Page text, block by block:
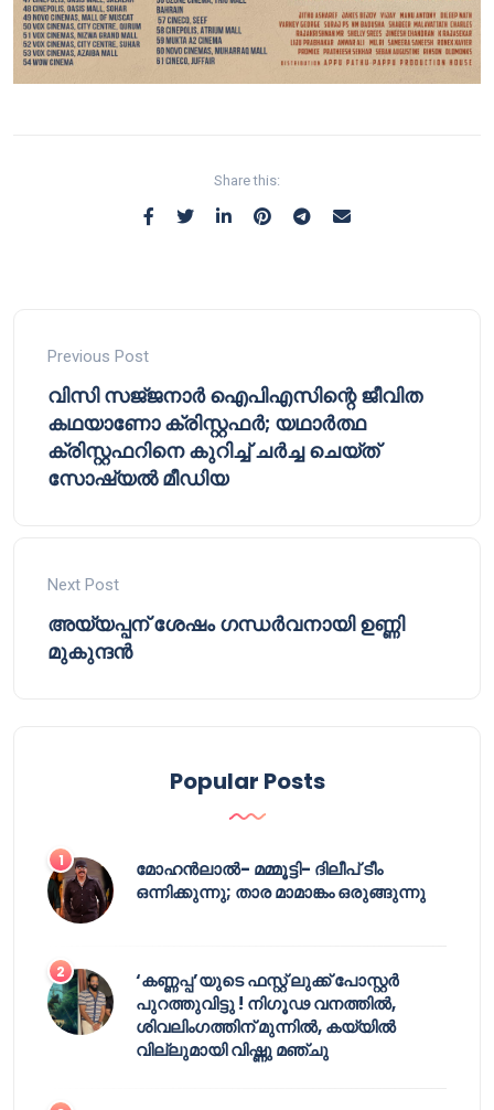
Share this:
Previous Post
വിസി സജ്‌ജനാർ ഐപിഎസിന്റെ ജീവിത
കഥയാണോ ക്രിസ്റ്റഫർ; യഥാർത്ഥ
ക്രിസ്റ്റഫറിനെ കുറിച്ച് ചർച്ച ചെയ്ത്
സോഷ്യൽ മീഡിയ
Next Post
അയ്യപ്പന് ശേഷം ഗന്ധർവനായി ഉണ്ണി
മുകുന്ദൻ
Popular Posts
മോഹൻലാൽ- മമ്മൂട്ടി- ദിലീപ് ടീം
ഒന്നിക്കുന്നു; താര മാമാങ്കം ഒരുങ്ങുന്നു
‘കണ്ണപ്പ’യുടെ ഫസ്റ്റ് ലുക്ക് പോസ്റ്റർ
പുറത്തുവിട്ടു ! നിഗൂഢ വനത്തിൽ,
ശിവലിംഗത്തിന് മുന്നിൽ, കയ്യിൽ
വില്ലുമായി വിഷ്ണു മഞ്ചു